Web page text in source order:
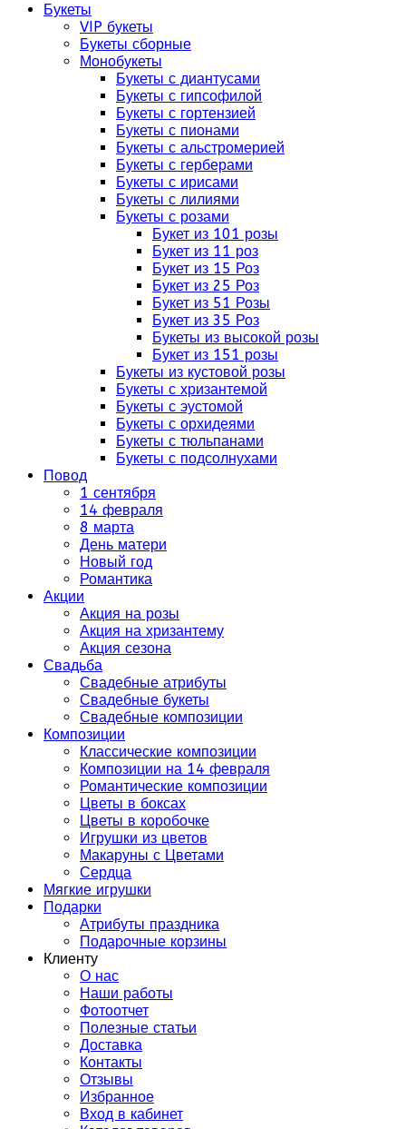
Букеты
VIP букеты
Букеты сборные
Монобукеты
Букеты с диантусами
Букеты с гипсофилой
Букеты с гортензией
Букеты с пионами
Букеты с альстромерией
Букеты с герберами
Букеты с ирисами
Букеты с лилиями
Букеты с розами
Букет из 101 розы
Букет из 11 роз
Букет из 15 Роз
Букет из 25 Роз
Букет из 51 Розы
Букет из 35 Роз
Букеты из высокой розы
Букет из 151 розы
Букеты из кустовой розы
Букеты с хризантемой
Букеты с эустомой
Букеты с орхидеями
Букеты с тюльпанами
Букеты с подсолнухами
Повод
1 сентября
14 февраля
8 марта
День матери
Новый год
Романтика
Акции
Акция на розы
Акция на хризантему
Акция сезона
Свадьба
Свадебные атрибуты
Свадебные букеты
Свадебные композиции
Композиции
Классические композиции
Композиции на 14 февраля
Романтические композиции
Цветы в боксах
Цветы в коробочке
Игрушки из цветов
Макаруны с Цветами
Сердца
Мягкие игрушки
Подарки
Атрибуты праздника
Подарочные корзины
Клиенту
О нас
Наши работы
Фотоотчет
Полезные статьи
Доставка
Контакты
Отзывы
Избранное
Вход в кабинет